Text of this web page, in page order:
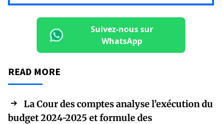
Suivez-nous sur
WhatsApp
READ MORE
La Cour des comptes analyse l’exécution du
budget 2024-2025 et formule des